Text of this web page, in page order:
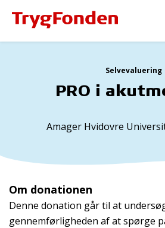
Selvevaluering
PRO i
Amager Hvidovre
Om donationen
Denne donation går til at
gennemførligheden af at spørge